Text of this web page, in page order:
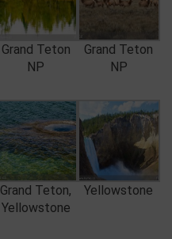
Grand Teton
NP
Grand Teton
NP
Grand Teton,
Yellowstone
Yellowstone